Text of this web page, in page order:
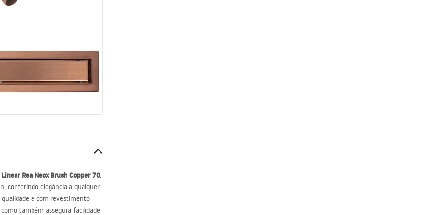
Linear Rea Neox Brush Copper 70.
conferindo elegância a qualquer
e com revestimento
também assegura facilidade